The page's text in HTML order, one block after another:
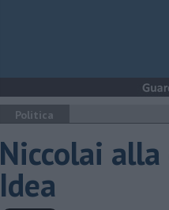
Politica
Niccolai
Idea